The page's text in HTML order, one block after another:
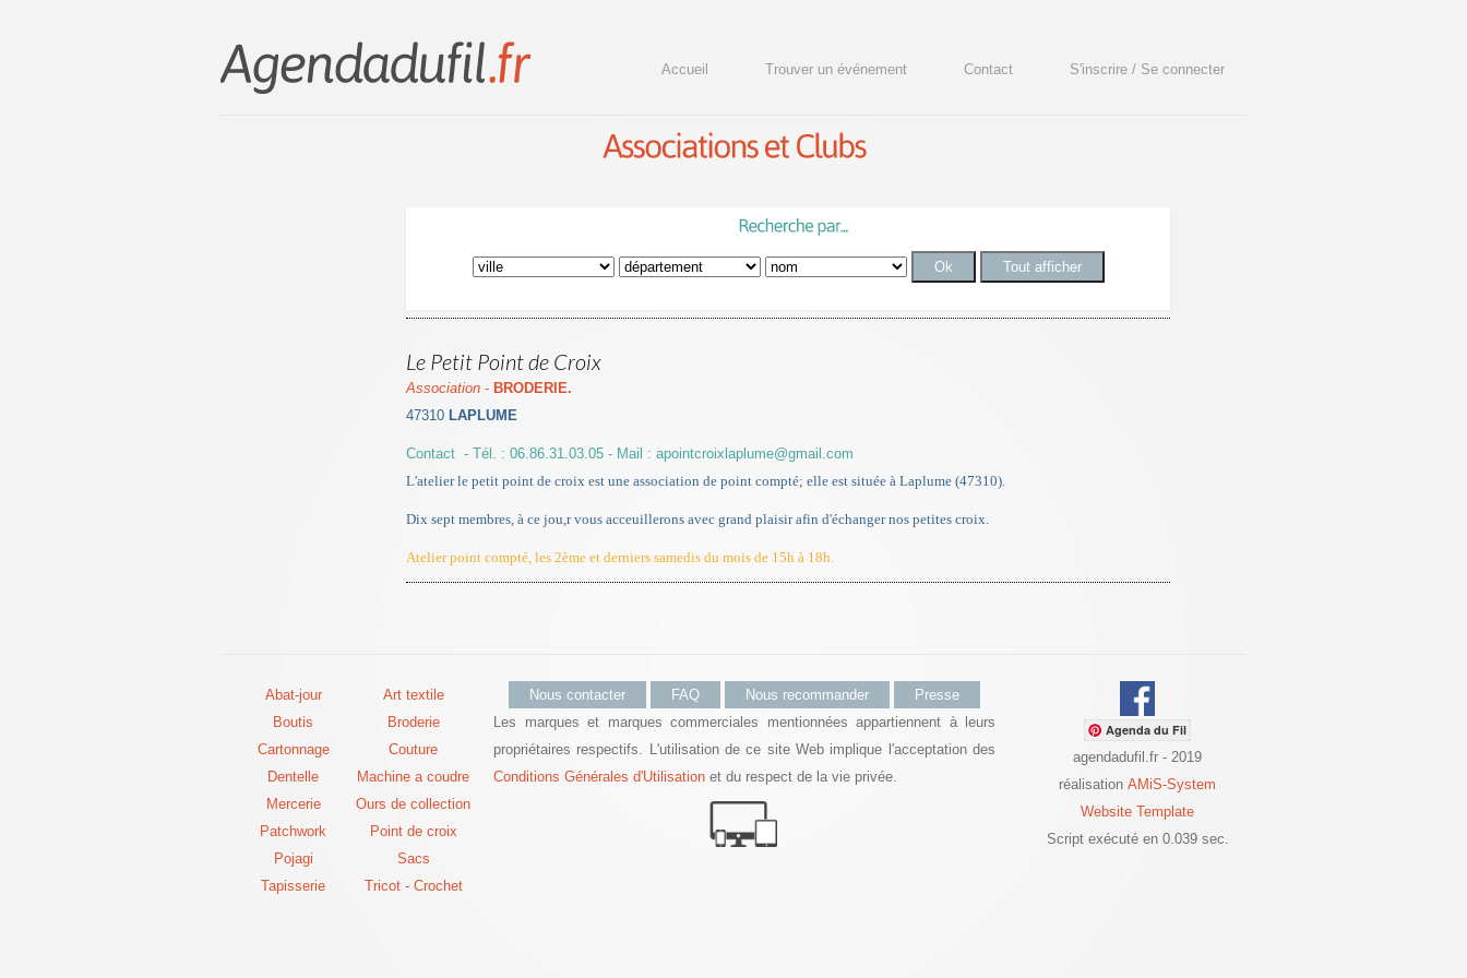
Accueil Trouver un événement Contact S'inscrire / Se connecter
Le Petit Point de Croix
Association - BRODERIE.
47310 LAPLUME
Contact - Tél. : 06.86.31.03.05 - Mail : apointcroixlaplume@gmail.com
L'atelier le petit point de croix est une association de point compté; elle est située à Laplume (47310).
Dix sept membres, à ce jou,r vous acceuillerons avec grand plaisir afin d'échanger nos petites croix.
Atelier point compté, les 2ème et derniers samedis du mois de 15h à 18h.
Abat-jour
Art textile
Boutis
Broderie
Cartonnage
Couture
Dentelle
Machine a coudre
Mercerie
Ours de collection
Patchwork
Point de croix
Pojagi
Sacs
Tapisserie
Tricot - Crochet
Nous contacter FAQ Nous recommander
Presse
Les marques et marques commerciales mentionnées appartiennent à leurs
propriétaires respectifs. L'utilisation de ce site Web implique l'acceptation des
Conditions Générales d'Utilisation et du respect de la vie privée.
Agenda du Fil
agendadufil.fr - 2019
réalisation AMiS-System
Website Template
Script exécuté en 0.039 sec.